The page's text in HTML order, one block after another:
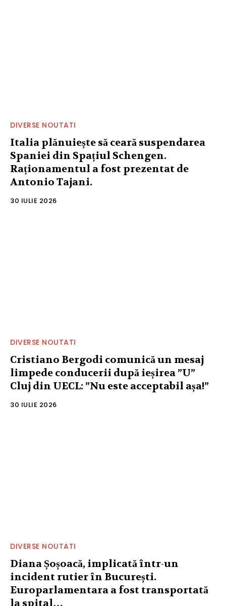
DIVERSE NOUTATI
Italia plănuiește să ceară suspendarea
Spaniei din Spațiul Schengen.
Raționamentul a fost prezentat de
Antonio Tajani.
30 IULIE 2026
DIVERSE NOUTATI
Cristiano Bergodi comunică un mesaj
limpede conducerii după ieșirea ”U”
Cluj din UECL: ”Nu este acceptabil așa!”
30 IULIE 2026
DIVERSE NOUTATI
Diana Șoșoacă, implicată într-un
incident rutier în București.
Europarlamentara a fost transportată
la spital…